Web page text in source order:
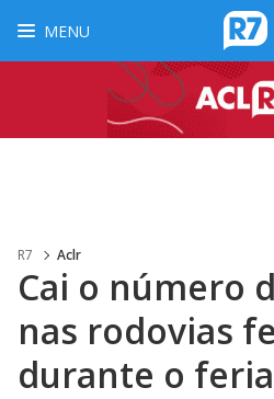
MENU
R7 Aclr
Cai o número
nas rodovias
durante o